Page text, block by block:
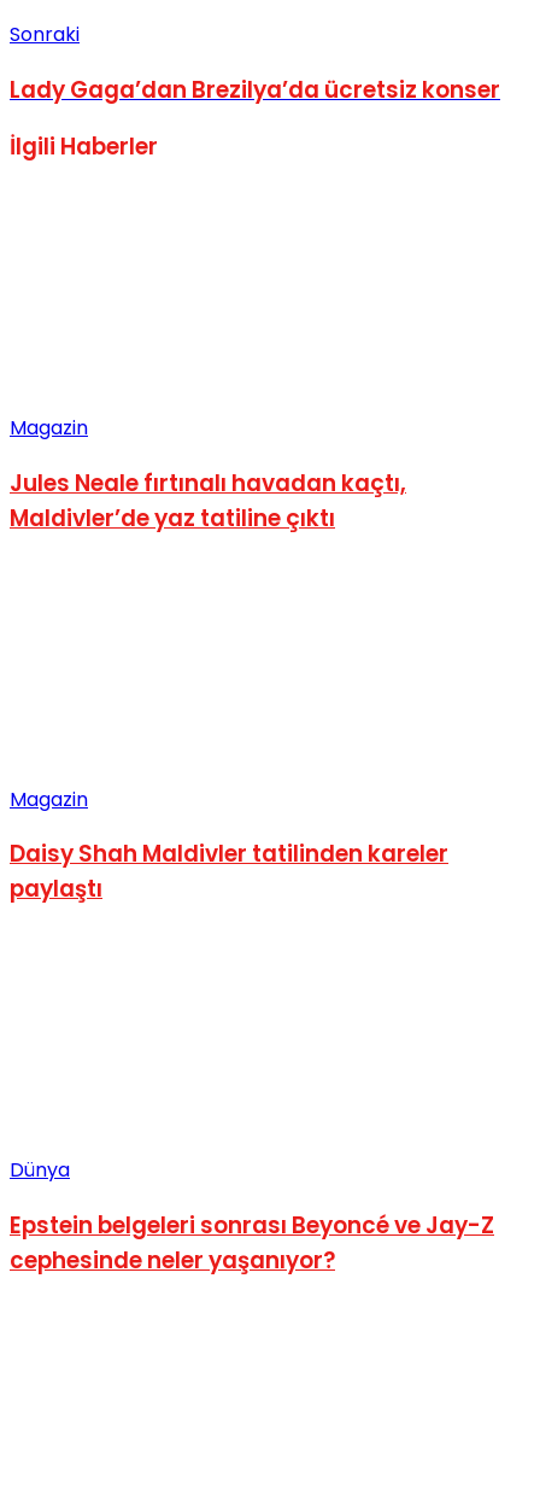
Sonraki
Lady Gaga’dan Brezilya’da ücretsiz konser
İlgili Haberler
Magazin
Jules Neale fırtınalı havadan kaçtı,
Maldivler’de yaz tatiline çıktı
Magazin
Daisy Shah Maldivler tatilinden kareler
paylaştı
Dünya
Epstein belgeleri sonrası Beyoncé ve Jay-Z
cephesinde neler yaşanıyor?